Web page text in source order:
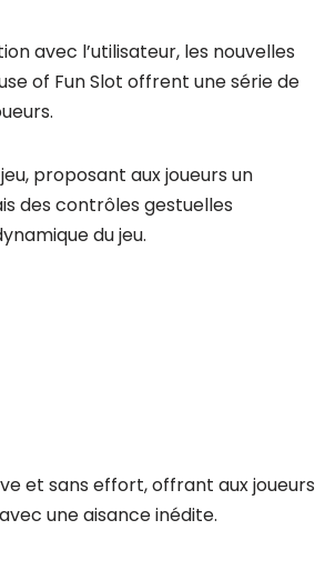
avec l’utilisateur, les nouvelles
of Fun Slot offrent une série de
proposant aux joueurs un
des contrôles gestuelles
du jeu.
et sans effort, offrant aux joueurs
une aisance inédite.